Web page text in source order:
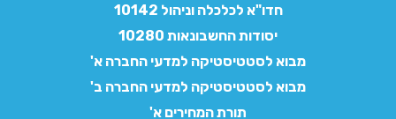
חדו"א לכלכלה וניהול 10142
יסודות החשבונאות 10280
מבוא לסטטיסטיקה למדעי החברה א'
מבוא לסטטיסטיקה למדעי החברה ב'
תורת המחירים א'